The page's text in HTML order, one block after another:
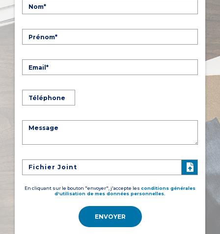
Fichier Joint
En cliquant sur le bouton "envoyer", j'accepte les conditions générales
d'utilisation de mes données personnelles.
ENVOYER